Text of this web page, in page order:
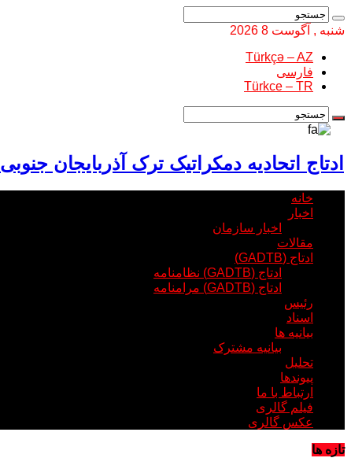
شنبه , آگوست 8 2026
Türkçə – AZ
فارسی
Türkce – TR
ادتاج اتحادیه دمکراتیک ترک آذربایجان جنوبی
خانه
اخبار
اخبار سازمان
مقالات
ادتاج (GADTB)
ادتاج (GADTB) نظامنامه
ادتاج (GADTB) مرامنامه
رئیس
اسناد
بیانیه ها
بیانیه مشترک
تحلیل
پیوندها
ارتباط با ما
فیلم گالری
عکس گالری
تازه ها